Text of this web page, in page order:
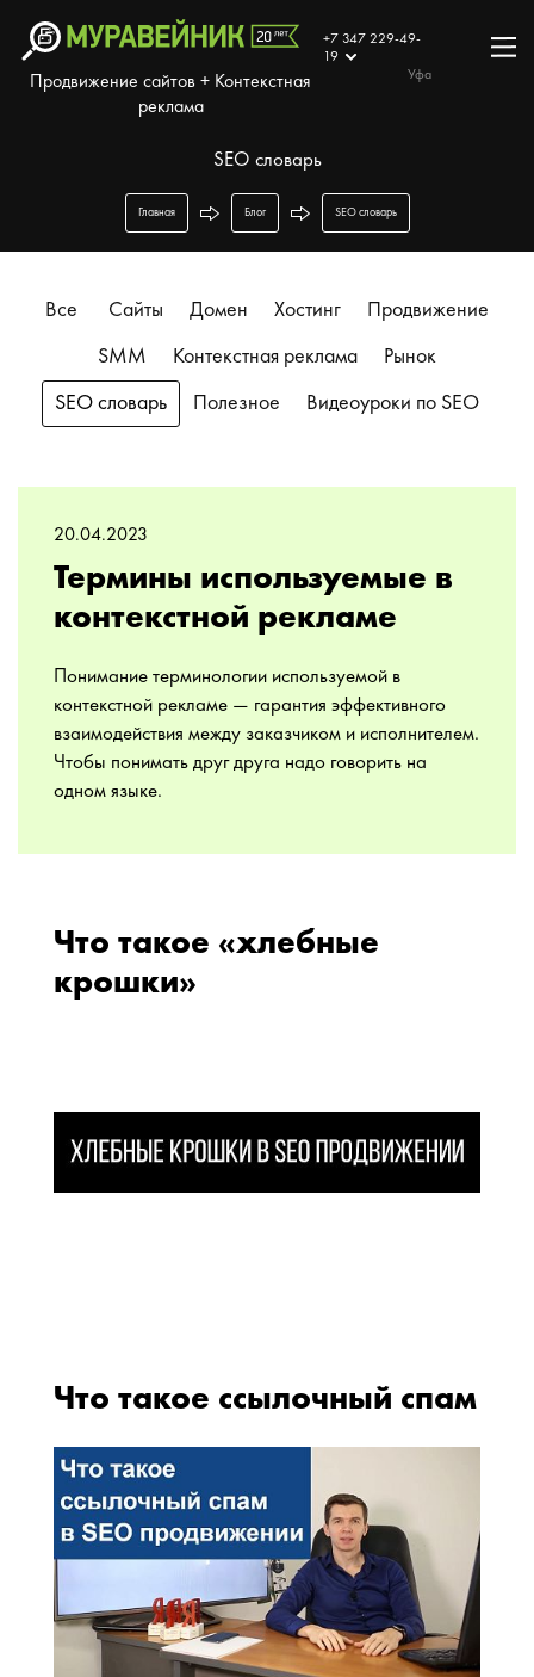
Продвижение сайтов + Контекстная
реклама
+7 347 229-49-
19
Уфа
SEO словарь
Главная Блог SEO словарь
Все Сайты Домен Хостинг Продвижение
SMM Контекстная реклама Рынок
SEO словарь Полезное Видеоуроки по SEO
20.04.2023
Термины используемые в
контекстной рекламе
Понимание терминологии используемой в
контекстной рекламе — гарантия эффективного
взаимодействия между заказчиком и исполнителем.
Чтобы понимать друг друга надо говорить на
одном языке.
Что такое «хлебные
крошки»
Что такое ссылочный спам